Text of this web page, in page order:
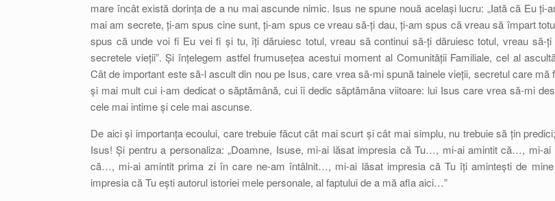
mare încât există dorința de a nu mai ascunde nimic. Isus ne spune nouă același lucru: „Iată că Eu ți-
mai am secrete, ți-am spus cine sunt, ți-am spus ce vreau să-ți dau, ți-am spus că vreau să împart
spus că unde voi fi Eu vei fi și tu, îți dăruiesc totul, vreau să continui să-ți dăruiesc totul, vreau să-ți
secretele vieții”. Și înțelegem astfel frumusețea acestui moment al Comunității Familiale, cel al
Cât de important este să-l ascult din nou pe Isus, care vrea să-mi spună tainele vieții, secretul care mă
și mai mult cui i-am dedicat o săptămână, cui îi dedic săptămâna viitoare: lui Isus care vrea să-mi
cele mai intime și cele mai ascunse.
De aici și importanța ecoului, care trebuie făcut cât mai scurt și cât mai simplu, nu trebuie să țin
Isus! Și pentru a personaliza: „Doamne, Isuse, mi-ai lăsat impresia că Tu…, mi-ai amintit că…, mi-ai
că…, mi-ai amintit prima zi în care ne-am întâlnit…, mi-ai lăsat impresia că Tu îți amintești de
impresia că Tu ești autorul istoriei mele personale, al faptului de a mă afla aici…”